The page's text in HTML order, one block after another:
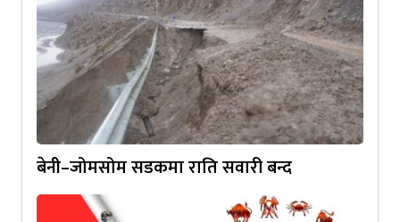
बेनी–जोमसोम सडकमा राति सवारी बन्द